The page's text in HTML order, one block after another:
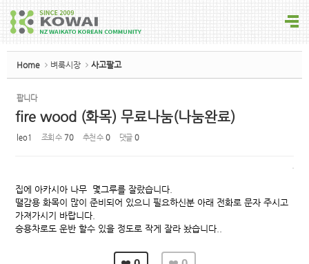
Home 벼룩시장 사고팔고
팝니다
fire wood (화목) 무료나눔(나눔완료)
leo1 조회 수 70 추천 수 0 댓글 0
집에 아카시아 나무 몇그루를 잘랐습니다.
땔감용 화목이 많이 준비되어 있으니 필요하신분 아래 전화로 문자 주시고
가져가시기 바랍니다.
승용차로도 운반 할수 있을 정도로 작게 잘라 놨습니다..
Sketchbook5, 스케치북5
Sketchbook5, 스케치북5